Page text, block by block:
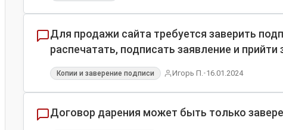
Для продажи сайта требуется заверить
распечатать, подписать заявление и
Копии и заверение подписи Игорь П.•16.01.2024
Договор дарения может быть только